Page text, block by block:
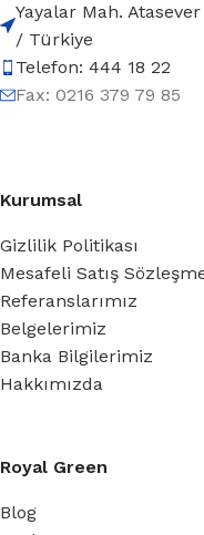
Yayalar Mah.
/ Türkiye
Telefon: 444 18 22
Fax: 0216 379 79 85
Kurumsal
Gizlilik Politikası
Mesafeli Satış
Referanslarımız
Belgelerimiz
Banka Bilgilerimiz
Hakkımızda
Royal Green
Blog